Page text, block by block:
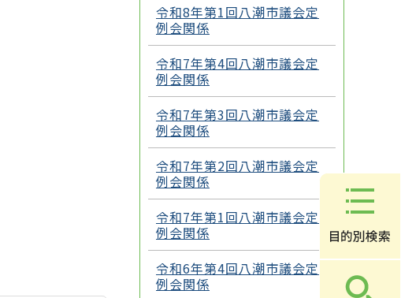
令和8年第1回八潮市議会定
例会関係
令和7年第4回八潮市議会定
例会関係
令和7年第3回八潮市議会定
例会関係
令和7年第2回八潮市議会定
例会関係
令和7年第1回八潮市議会定
例会関係
令和6年第4回八潮市議会定
例会関係